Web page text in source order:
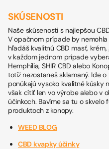
SKÚSENOSTI
Naše skúsenosti s najlepšou
V opačnom prípade by
hľadáš kvalitnú CBD masť,
v každom jednom prípade
Hemphilia, SHIR CBD alebo
totiž nezostaneš sklamaný. Ide
ponúkajú vysoko kvalitné kúsky
však cítiť len vo výrobe alebo v
účinkoch. Bavíme sa tu o skvelo
produktoch z konopy.
WEED BLOG
CBD kvapky účinky